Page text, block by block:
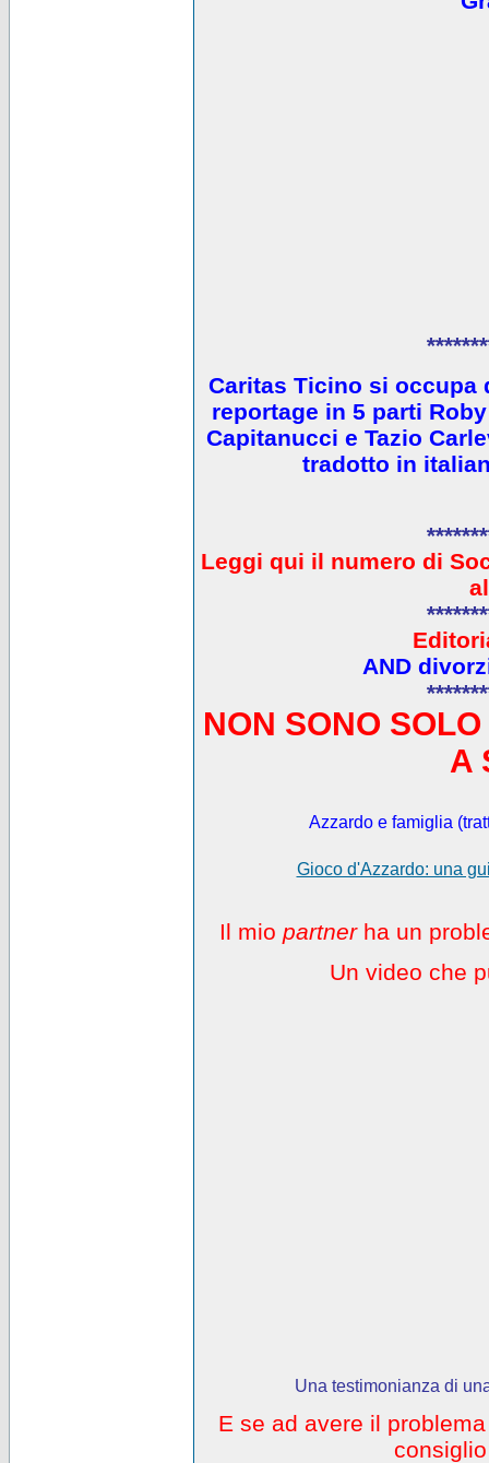
Caritas Ticino si occupa
reportage in 5 parti
Capitanucci e Tazio
tradotto in
Leggi qui il numero di
AND
NON SONO
A
Azzardo e famiglia
Gioco d'Azzardo: una
Il mio partnerha un
Un video che
Una testimonianza di
E se ad avere il